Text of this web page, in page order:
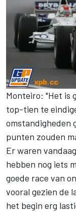
Monteiro: "Het is
top-tien te
omstandigheden
punten zouden
Er waren
hebben nog iets
goede race van
vooral gezien de
het begin erg